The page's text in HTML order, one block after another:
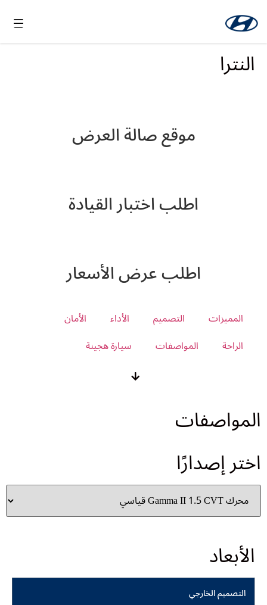
النترا
موقع صالة العرض
اطلب اختبار القيادة
اطلب عرض الأسعار
المميزات التصميم الأداء
الأمان
الراحة
المواصفات سيارة هجينة
المواصفات
اختر إصدارًا
الأبعاد
التصميم الخارجي